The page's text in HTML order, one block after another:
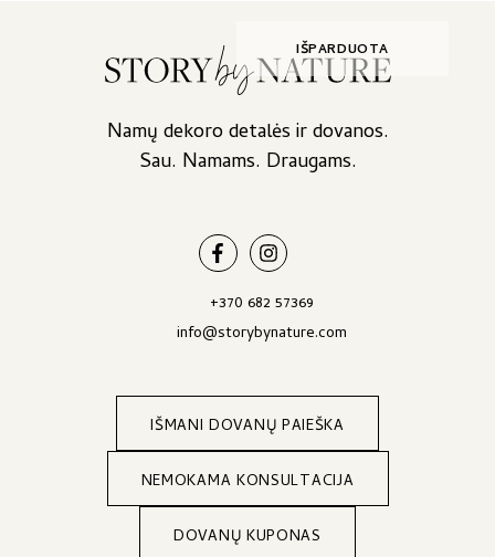
IŠPARDUOTA
Namų dekoro detalės ir dovanos.
Sau. Namams. Draugams.
+370 682 57369
info@storybynature.com
IŠMANI DOVANŲ PAIEŠKA
NEMOKAMA KONSULTACIJA
DOVANŲ KUPONAS